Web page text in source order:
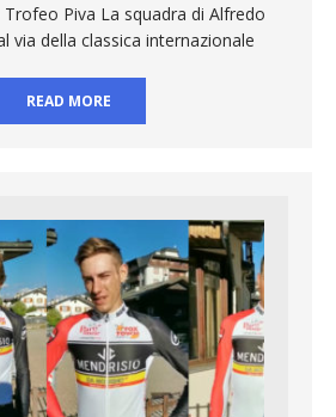
Piva La squadra di Alfredo
via della classica internazionale
READ MORE